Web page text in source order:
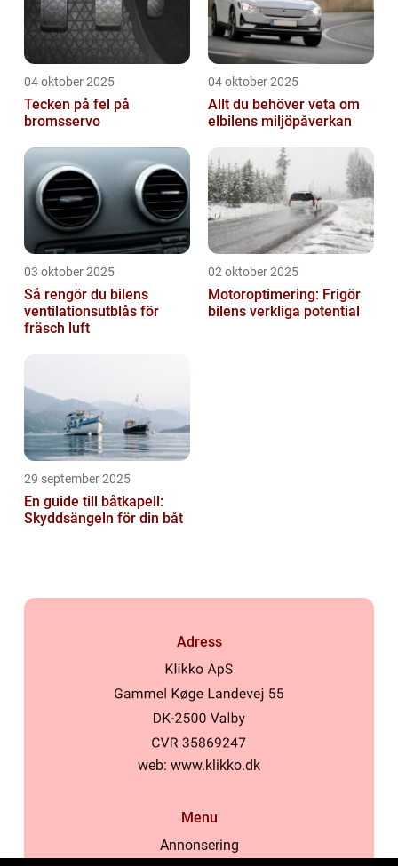
04 oktober 2025
Tecken på fel på
bromsservo
04 oktober 2025
Allt du behöver veta om
elbilens miljöpåverkan
03 oktober 2025
Så rengör du bilens
ventilationsutblås för
fräsch luft
02 oktober 2025
Motoroptimering: Frigör
bilens verkliga potential
29 september 2025
En guide till båtkapell:
Skyddsängeln för din båt
Adress
web: www.klikko.dk
Menu
Annonsering